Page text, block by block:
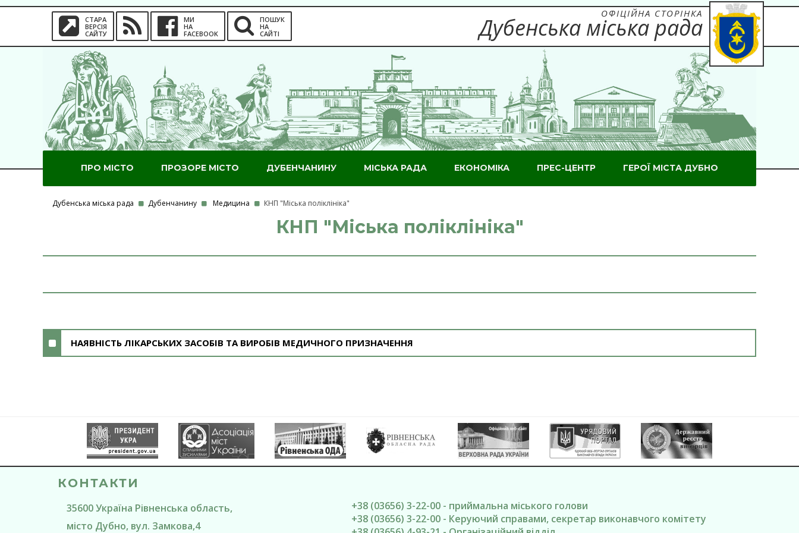
СТАРА
ВЕРСІЯ
САЙТУ
МИ
НА
FACEBOOK
ПОШУК
НА
САЙТІ
ОФІЦІЙНА СТОРІНКА
Дубенська міська рада
ПРО МІСТО ПРОЗОРЕ МІСТО ДУБЕНЧАНИНУ МІСЬКА РАДА ЕКОНОМІКА ПРЕС-ЦЕНТР ГЕРОЇ МІСТА ДУБНО
Дубенська міська рада Дубенчанину Медицина КНП "Міська поліклініка"
КНП "Міська поліклініка"
НАЯВНІСТЬ ЛІКАРСЬКИХ ЗАСОБІВ ТА ВИРОБІВ МЕДИЧНОГО ПРИЗНАЧЕННЯ
КОНТАКТИ
35600Україна Рівненська область,
місто Дубно, вул. Замкова,4
+38 (03656) 3-22-00 - приймальна міського голови
+38 (03656) 3-22-00 - Керуючий справами, секретар виконавчого комітету